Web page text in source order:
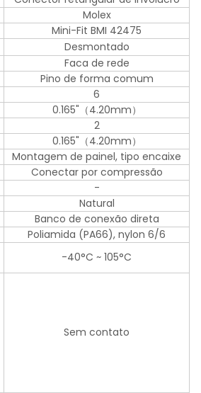
Molex
Mini-Fit BMI 42475
Desmontado
Faca de rede
Pino de forma comum
6
0.165"（4.20mm）
2
0.165"（4.20mm）
Montagem de painel, tipo encaixe
Conectar por compressão
-
Natural
Banco de conexão direta
Poliamida (PA66), nylon 6/6
-40°C ~ 105°C
Sem contato